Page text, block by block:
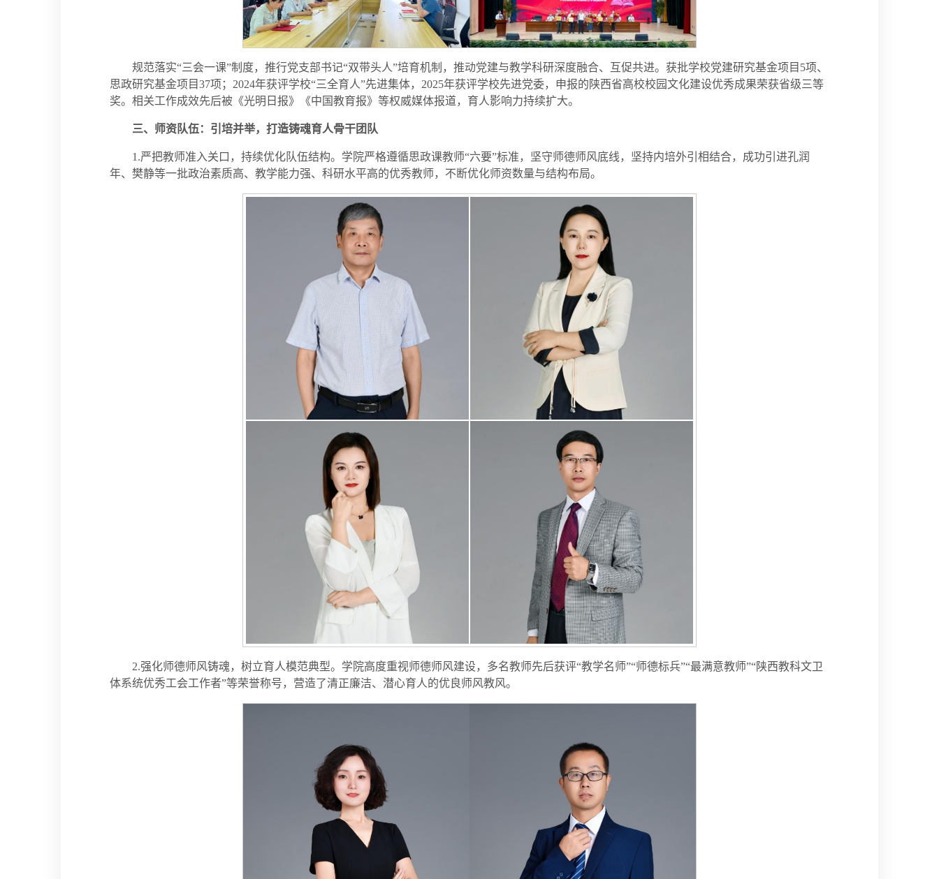
规范落实“三会一课”制度，推行党支部书记“双带头人”培育机制，推动党建与教学科研深度融合、互促共进。获批学校党建研究基金项目5项、
思政研究基金项目37项；2024年获评学校“三全育人”先进集体，2025年获评学校先进党委，申报的陕西省高校校园文化建设优秀成果荣获省级三等
奖。相关工作成效先后被《光明日报》《中国教育报》等权威媒体报道，育人影响力持续扩大。
三、师资队伍：引培并举，打造铸魂育人骨干团队
1.严把教师准入关口，持续优化队伍结构。学院严格遵循思政课教师“六要”标准，坚守师德师风底线，坚持内培外引相结合，成功引进孔润
年、樊静等一批政治素质高、教学能力强、科研水平高的优秀教师，不断优化师资数量与结构布局。
2.强化师德师风铸魂，树立育人模范典型。学院高度重视师德师风建设，多名教师先后获评“教学名师”“师德标兵”“最满意教师”“陕西教科文卫
体系统优秀工会工作者”等荣誉称号，营造了清正廉洁、潜心育人的优良师风教风。